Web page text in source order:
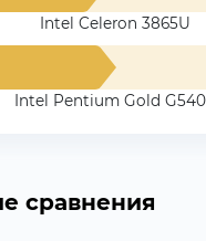
Intel Celeron 3865U
Intel Pentium Gold
сравнения